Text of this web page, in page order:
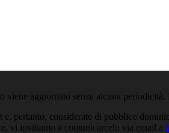
viene aggiornato senza alcuna
pertanto, considerate di pubblico
vi invitiamo a comunicarcelo via email a